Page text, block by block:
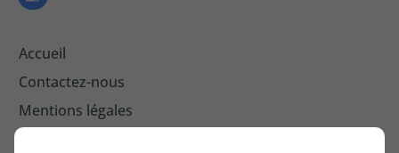
Accueil
Contactez-nous
Mentions légales